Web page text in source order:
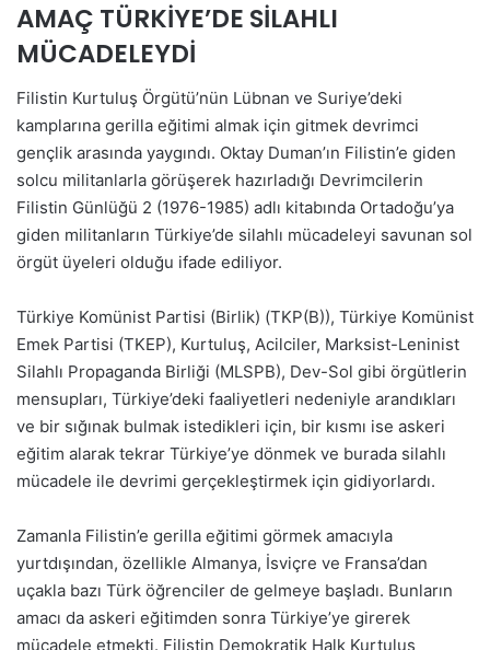
AMAÇ TÜRKİYE’DE SİLAHLI
MÜCADELEYDİ
Filistin Kurtuluş Örgütü’nün Lübnan ve Suriye’deki
kamplarına gerilla eğitimi almak için gitmek devrimci
gençlik arasında yaygındı. Oktay Duman’ın Filistin’e giden
solcu militanlarla görüşerek hazırladığı Devrimcilerin
Filistin Günlüğü 2 (1976-1985) adlı kitabında Ortadoğu’ya
giden militanların Türkiye’de silahlı mücadeleyi savunan sol
örgüt üyeleri olduğu ifade ediliyor.
Türkiye Komünist Partisi (Birlik) (TKP(B)), Türkiye Komünist
Emek Partisi (TKEP), Kurtuluş, Acilciler, Marksist-Leninist
Silahlı Propaganda Birliği (MLSPB), Dev-Sol gibi örgütlerin
mensupları, Türkiye’deki faaliyetleri nedeniyle arandıkları
ve bir sığınak bulmak istedikleri için, bir kısmı ise askeri
eğitim alarak tekrar Türkiye’ye dönmek ve burada silahlı
mücadele ile devrimi gerçekleştirmek için gidiyorlardı.
Zamanla Filistin’e gerilla eğitimi görmek amacıyla
yurtdışından, özellikle Almanya, İsviçre ve Fransa’dan
uçakla bazı Türk öğrenciler de gelmeye başladı. Bunların
amacı da askeri eğitimden sonra Türkiye’ye girerek
mücadele etmekti. Filistin Demokratik Halk Kurtuluş